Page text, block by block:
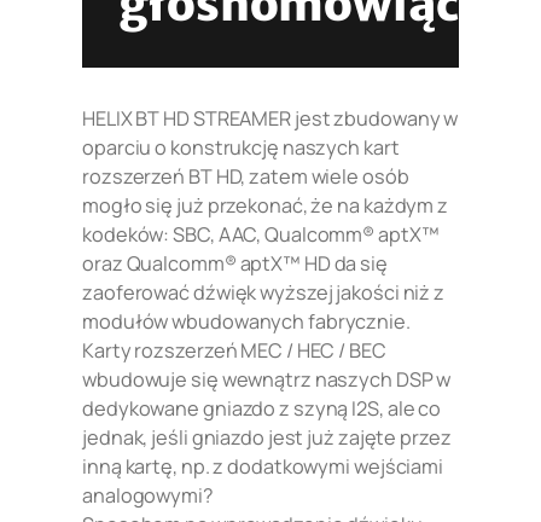
HELIX BT HD STREAMER jest zbudowany w
oparciu o konstrukcję naszych kart
rozszerzeń BT HD, zatem wiele osób
mogło się już przekonać, że na każdym z
kodeków: SBC, AAC, Qualcomm® aptX™
oraz Qualcomm® aptX™ HD da się
zaoferować dźwięk wyższej jakości niż z
modułów wbudowanych fabrycznie.
Karty rozszerzeń MEC / HEC / BEC
wbudowuje się wewnątrz naszych DSP w
dedykowane gniazdo z szyną I2S, ale co
jednak, jeśli gniazdo jest już zajęte przez
inną kartę, np. z dodatkowymi wejściami
analogowymi?